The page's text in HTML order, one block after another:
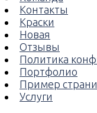
Контакты
Краски
Новая
Отзывы
Политика
Портфолио
Пример
Услуги